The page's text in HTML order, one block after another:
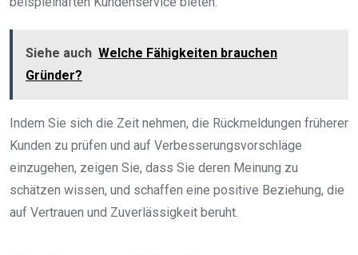
Siehe auch Welche Fähigkeiten brauchen
Gründer?
Indem Sie sich die Zeit nehmen, die Rückmeldungen früherer
Kunden zu prüfen und auf Verbesserungsvorschläge
einzugehen, zeigen Sie, dass Sie deren Meinung zu
schätzen wissen, und schaffen eine positive Beziehung, die
auf Vertrauen und Zuverlässigkeit beruht.